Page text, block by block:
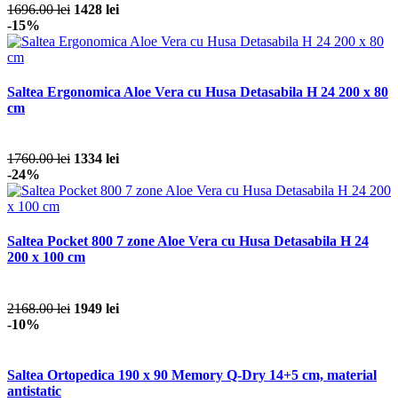
1696.00 lei 1428 lei
-15%
Saltea Ergonomica Aloe Vera cu Husa Detasabila H 24 200 x 80
cm
1760.00 lei 1334 lei
-24%
Saltea Pocket 800 7 zone Aloe Vera cu Husa Detasabila H 24
200 x 100 cm
2168.00 lei 1949 lei
-10%
Saltea Ortopedica 190 x 90 Memory Q-Dry 14+5 cm, material
antistatic